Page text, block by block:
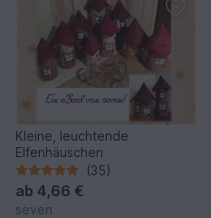
Kleine, leuchtende
Elfenhäuschen
(35)
ab 4,66 €
seven